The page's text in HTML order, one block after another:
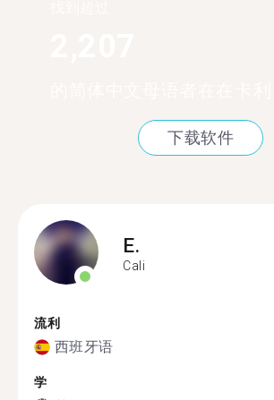
下载软件
E.
Cali
流利
西班牙语
学